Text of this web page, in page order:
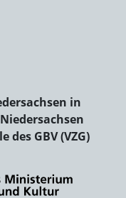
in
des GBV (VZG)